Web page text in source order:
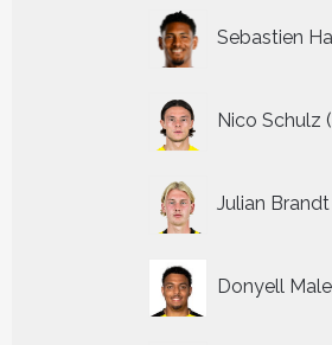
Sebastien
Nico Schulz
Julian Brandt
Donyell